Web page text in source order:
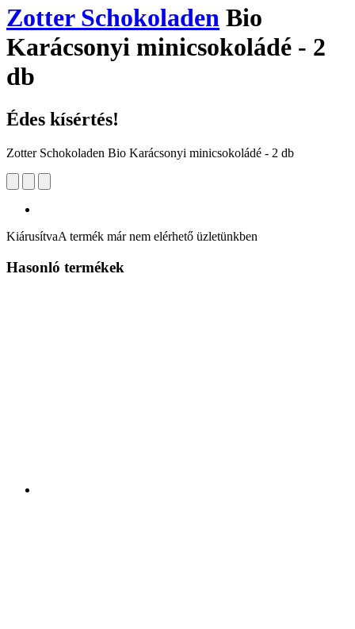
Zotter Schokoladen Bio
Karácsonyi minicsokoládé - 2
db
Édes kísértés!
Zotter Schokoladen Bio Karácsonyi minicsokoládé - 2 db
KiárusítvaA termék már nem elérhető üzletünkben
Hasonló termékek